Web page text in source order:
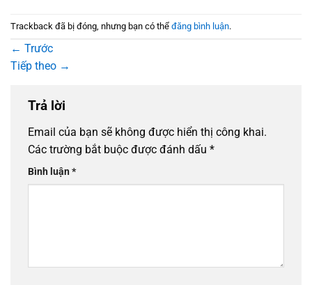
Trackback đã bị đóng, nhưng bạn có thể đăng bình luận.
← Trước
Tiếp theo →
Trả lời
Email của bạn sẽ không được hiển thị công khai.
Các trường bắt buộc được đánh dấu *
Bình luận*